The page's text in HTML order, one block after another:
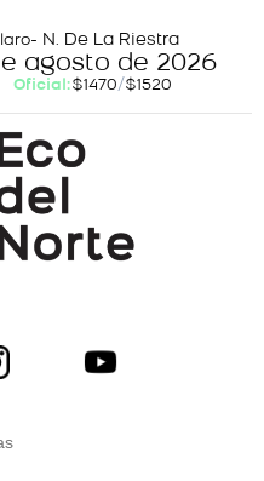
- N. De La Riestra
agosto de 2026
Oficial:$1470/$1520